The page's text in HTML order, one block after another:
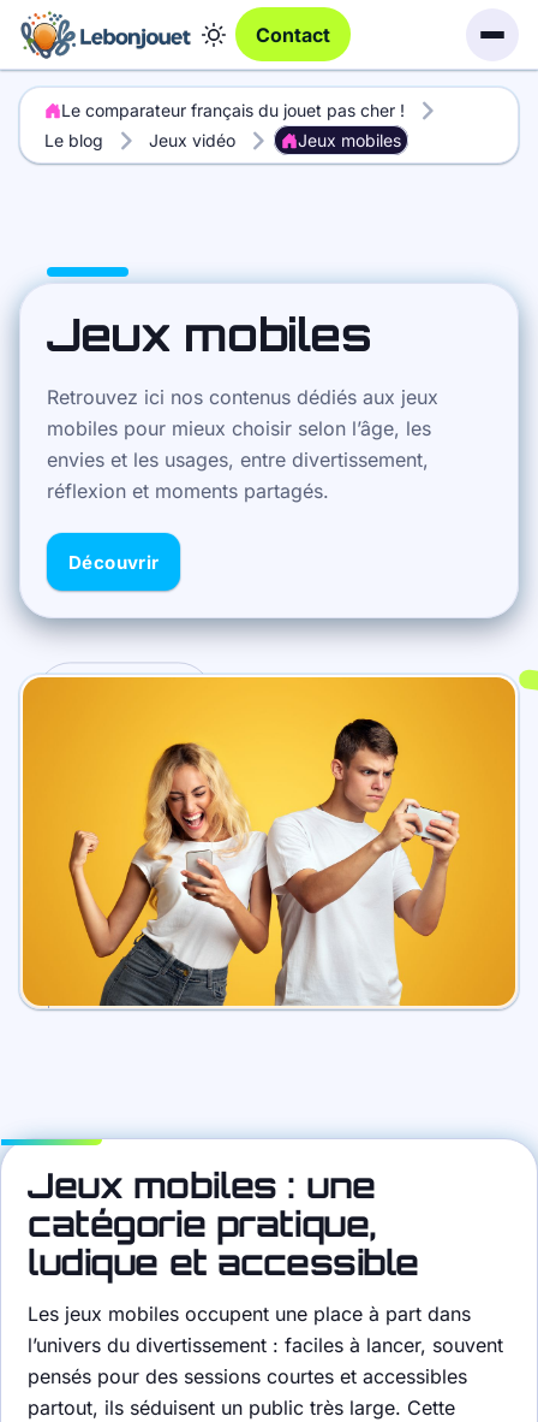
Contact
Le comparateur français du jouet pas cher !
Le blog
Jeux vidéo Jeux mobiles
Jeux mobiles
Retrouvez ici nos contenus dédiés aux jeux
mobiles pour mieux choisir selon l’âge, les
envies et les usages, entre divertissement,
réflexion et moments partagés.
Découvrir
Jeux mobiles : une
catégorie pratique,
ludique et accessible
Les jeux mobiles occupent une place à part dans
l’univers du divertissement : faciles à lancer, souvent
pensés pour des sessions courtes et accessibles
partout, ils séduisent un public très large. Cette